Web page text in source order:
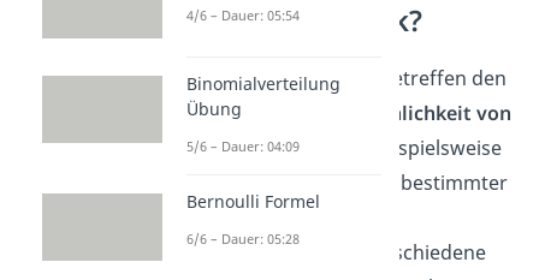
Was ist Stochastik?
Stochastische Vorgänge betreffen den
Zufalloder die
Wahrscheinlichkeit von
Ereignissen.Du kannst beispielsweise
ausrechnen, wie sicher ein bestimmter
Möglichkeitenes gibt, verschiedene
4/6 – Dauer: 05:54
Binomialverteilung
Übung
5/6 – Dauer: 04:09
Bernoulli Formel
6/6 – Dauer: 05:28